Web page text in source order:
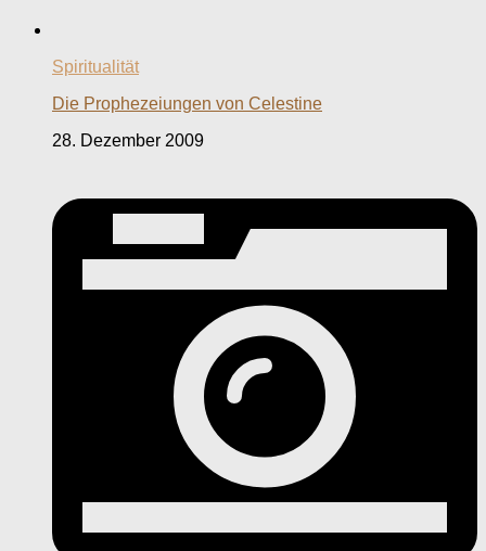
Spiritualität
Die Prophezeiungen von Celestine
28. Dezember 2009